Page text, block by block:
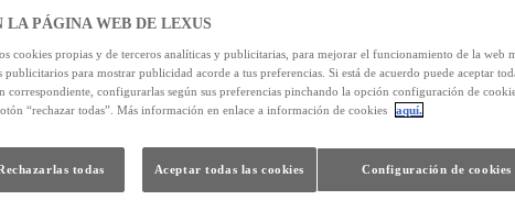
LA PÁGINA WEB DE LEXUS
cookies propias y de terceros analíticas y publicitarias, para mejorar el funcionamiento de la web
publicitarios para mostrar publicidad acorde a tus preferencias. Si está de acuerdo puede aceptar
correspondiente, configurarlas según sus preferencias pinchando la opción configuración de
“rechazar todas”. Más información en enlace a información de cookies
aquí.
Configuración de cookies
todas Aceptar todas las cookies